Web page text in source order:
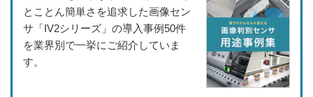
とことん簡単さを追求した画像セン
サ「IV2シリーズ」の導入事例50件
を業界別で一挙にご紹介していま
す。